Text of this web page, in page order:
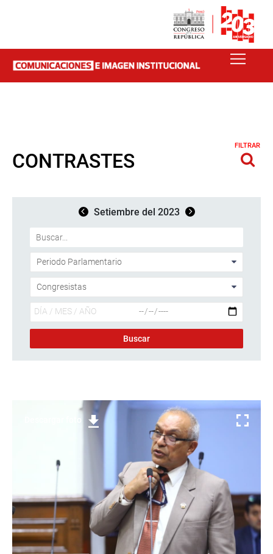
CONTRASTES
FILTRAR
Setiembre del 2023